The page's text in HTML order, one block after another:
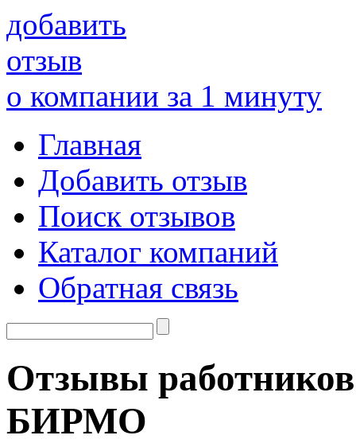
добавить
отзыв
о компании за 1 минуту
Главная
Добавить отзыв
Поиск отзывов
Каталог компаний
Обратная связь
Отзывы
БИРМО